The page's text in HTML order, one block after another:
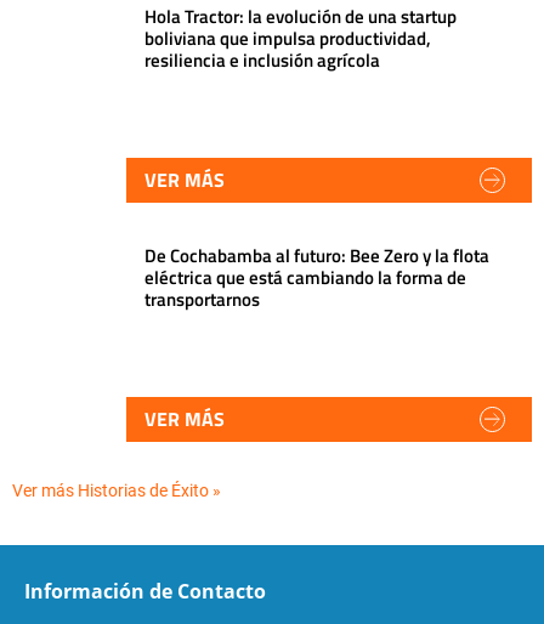
Hola Tractor: la evolución de una startup
boliviana que impulsa productividad,
resiliencia e inclusión agrícola
VER MÁS
De Cochabamba al futuro: Bee Zero y la flota
eléctrica que está cambiando la forma de
transportarnos
VER MÁS
Ver más Historias de Éxito »
Información de Contacto